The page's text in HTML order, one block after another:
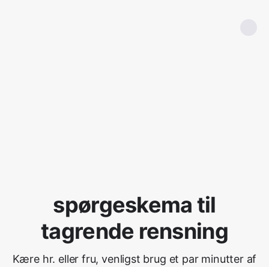
spørgeskema til
tagrende rensning
Kære hr. eller fru, venligst brug et par minutter af